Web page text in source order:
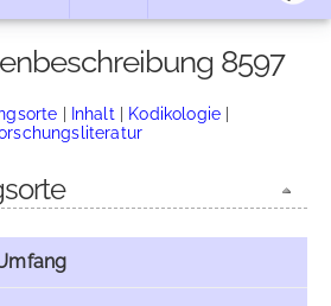
8597
| Inhalt | Kodikologie |